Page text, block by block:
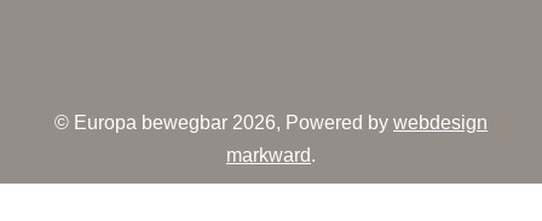
© Europa bewegbar 2026, Powered by webdesign
markward.